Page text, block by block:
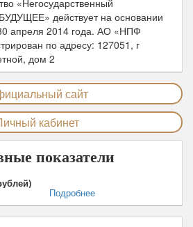
«Негосударственный
действует на основании
апреля 2014 года. АО «НПФ
по адресу: 127051, г
дом 2
сайт
кабинет
показатели
Подробнее